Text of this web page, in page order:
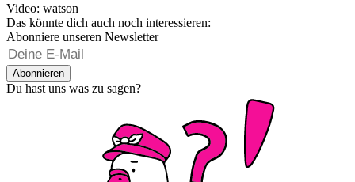
Video: watson
Das könnte dich auch noch interessieren:
Abonniere unseren Newsletter
Abonnieren
Du hast uns was zu sagen?